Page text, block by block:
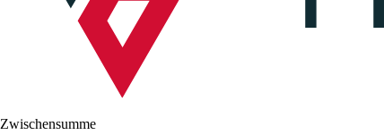
Zwischensumme